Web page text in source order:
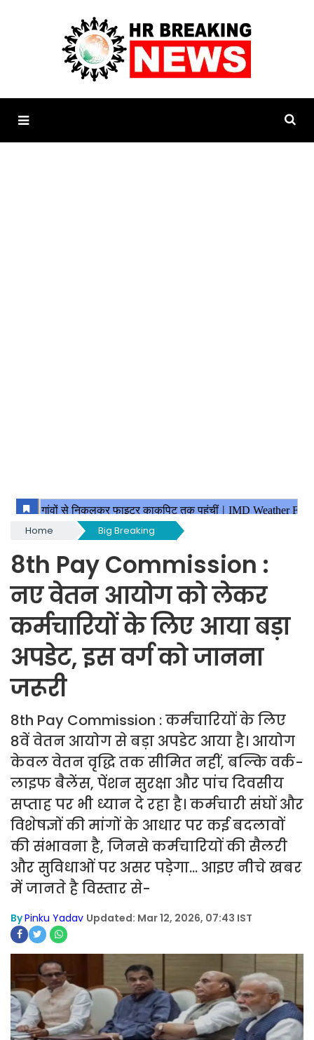
Home Big Breaking
8th Pay Commission :
नए वेतन आयोग को लेकर
कर्मचारियों के लिए आया बड़ा
अपडेट, इस वर्ग को जानना
जरूरी
8th Pay Commission : कर्मचारियों के लिए
8वें वेतन आयोग से बड़ा अपडेट आया है। आयोग
केवल वेतन वृद्धि तक सीमित नहीं, बल्कि वर्क-
लाइफ बैलेंस, पेंशन सुरक्षा और पांच दिवसीय
सप्ताह पर भी ध्यान दे रहा है। कर्मचारी संघों और
विशेषज्ञों की मांगों के आधार पर कई बदलावों
की संभावना है, जिनसे कर्मचारियों की सैलरी
और सुविधाओं पर असर पड़ेगा... आइए नीचे खबर
में जानते है विस्तार से-
ByPinku Yadav Updated: Mar 12, 2026, 07:43 IST